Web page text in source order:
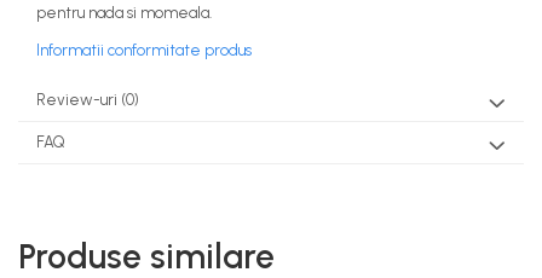
pentru nada si momeala.
Informatii conformitate produs
Review-uri (0)
FAQ
Produse similare